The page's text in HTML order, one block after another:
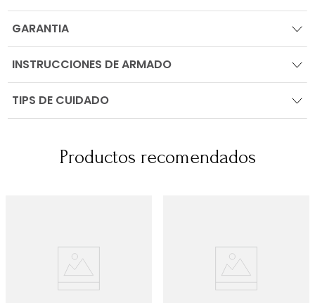
GARANTIA
INSTRUCCIONES DE ARMADO
TIPS DE CUIDADO
Productos recomendados